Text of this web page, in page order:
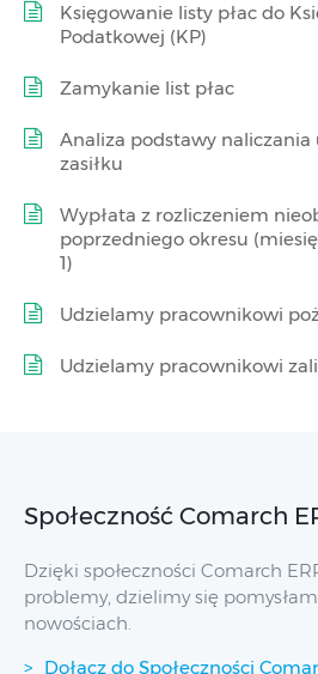
Księgowanie listy płac do
Podatkowej (KP)
Zamykanie list płac
Analiza podstawy naliczania
zasiłku
Wypłata z rozliczeniem
poprzedniego okresu
1)
Udzielamy pracownikowi
Udzielamy pracownikowi
Społeczność Comarch
Dzięki społeczności Comarch
problemy, dzielimy się
nowościach.
Dołącz do Społeczności